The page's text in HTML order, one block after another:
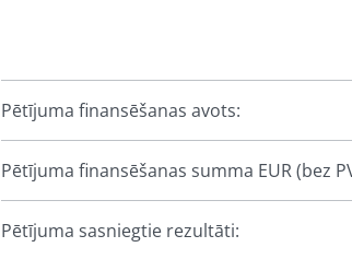
Pētījuma finansēšanas avots:
Pētījuma finansēšanas summa EUR (bez
Pētījuma sasniegtie rezultāti: